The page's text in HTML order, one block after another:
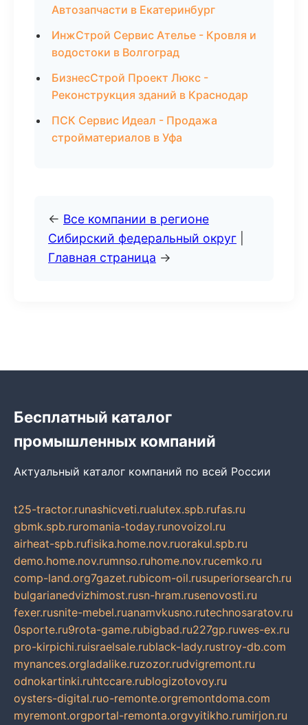
Автозапчасти в Екатеринбург
ИнжСтрой Сервис Ателье - Кровля и
водостоки в Волгоград
БизнесСтрой Проект Люкс -
Реконструкция зданий в Краснодар
ПСК Сервис Идеал - Продажа
стройматериалов в Уфа
← Все компании в регионе
Сибирский федеральный округ
Главная страница →
Бесплатный каталог
промышленных компаний
Актуальный каталог компаний по всей России
t25-tractor.runashicveti.rualutex.spb.rufas.ru
gbmk.spb.ruromania-today.runovoizol.ru
airheat-spb.rufisika.home.nov.ruorakul.spb.ru
demo.home.nov.rumnso.ruhome.nov.rucemko.ru
comp-land.org7gazet.rubicom-oil.rusuperiorsearch.ru
bulgarianedvizhimost.rusn-hram.rusenovosti.ru
fexer.rusnite-mebel.ruanamvkusno.rutechnosaratov.ru
0sporte.ru9rota-game.rubigbad.ru227gp.ruwes-ex.ru
pro-kirpichi.ruisraelsale.rublack-lady.rustroy-db.com
mynances.orgladalike.ruzozor.rudvigremont.ru
odnokartinki.ruhtccare.rublogizotovoy.ru
oysters-digital.ruo-remonte.orgremontdoma.com
myremont.orgportal-remonta.orgvyitikho.rumirjon.ru